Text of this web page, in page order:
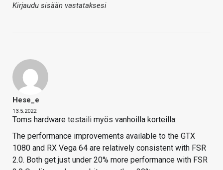
Kirjaudu sisään vastataksesi
Hese_e
13.5.2022
Toms hardware testaili myös vanhoilla korteilla:
The performance improvements available to the GTX
1080 and RX Vega 64 are relatively consistent with FSR
2.0. Both get just under 20% more performance with FSR